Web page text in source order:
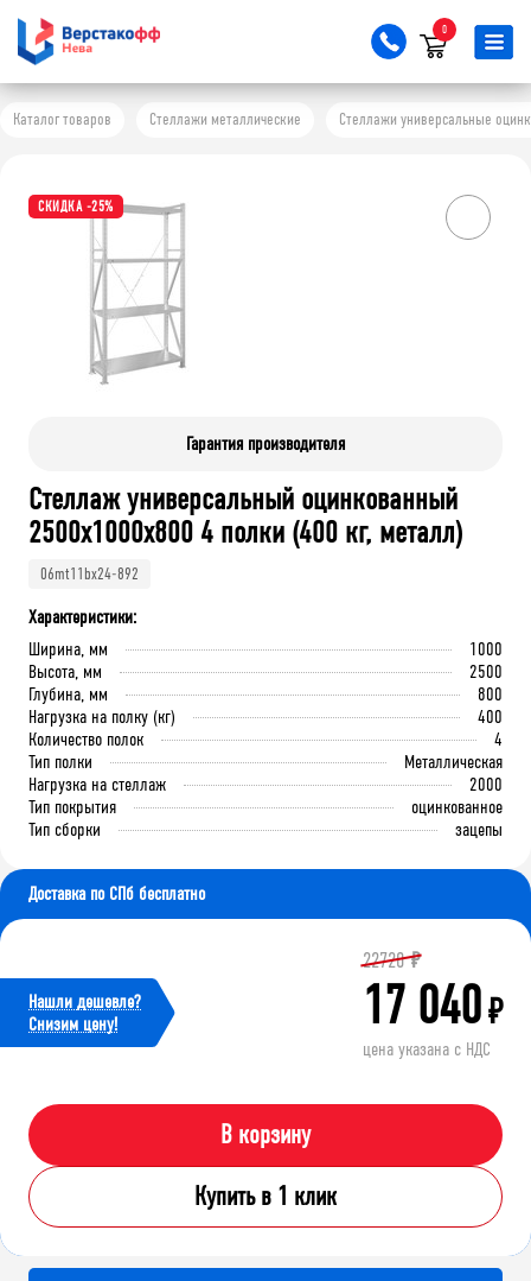
0
Каталог товаров Стеллажи металлические Стеллажи универсальные
СКИДКА -25%
Гарантия производителя
Стеллаж универсальный оцинкованный
2500x1000x800 4 полки (400 кг, металл)
06mt11bx24-892
Характеристики:
Ширина, мм
1000
Высота, мм
2500
Глубина, мм
800
Нагрузка на полку (кг)
400
Количество полок
4
Тип полки
Металлическая
Нагрузка на стеллаж
2000
Тип покрытия
оцинкованное
Тип сборки
зацепы
Доставка по СПб бесплатно
Нашли дешевле?
Cнизим цену!
22720 ₽
17 040₽
цена указана с НДС
В корзину
Купить в 1 клик